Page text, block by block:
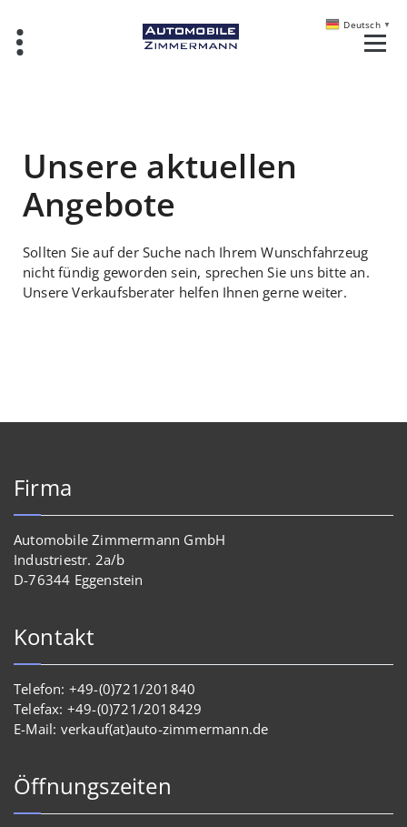
Unsere aktuellen
Angebote
Sollten Sie auf der Suche nach Ihrem Wunschfahrzeug
nicht fündig geworden sein, sprechen Sie uns bitte an.
Unsere Verkaufsberater helfen Ihnen gerne weiter.
Firma
Automobile Zimmermann GmbH
Industriestr. 2a/b
D-76344 Eggenstein
Kontakt
Telefon: +49-(0)721/201840
Telefax: +49-(0)721/2018429
E-Mail: verkauf(at)auto-zimmermann.de
Öffnungszeiten
Deutsch ▼